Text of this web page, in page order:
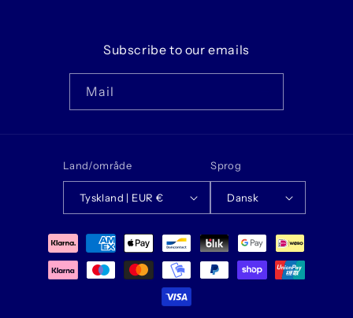
Subscribe to our emails
Mail
Land/område
Tyskland | EUR €
Sprog
Dansk
Betalingsmetoder